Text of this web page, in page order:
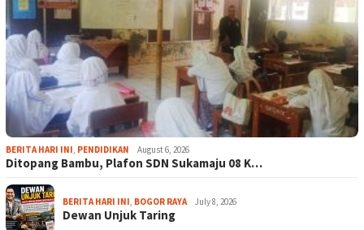
BERITA HARI INI, PENDIDIKAN August 6, 2026
Ditopang Bambu, Plafon SDN Sukamaju 08 K…
BERITA HARI INI, BOGOR RAYA July 8, 2026
Dewan Unjuk Taring